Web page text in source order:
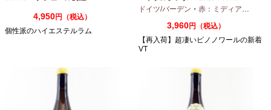
4,950円（税込）
個性派のハイエステルラム
ドイツ/バーデン ・ 赤：ミディアムボディ
3,960円（税込）
【再入荷】超凄いピノノワールの新着
VT